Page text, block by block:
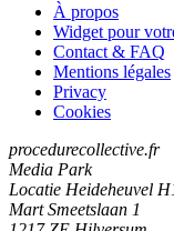
À propos
Widget pour
Contact & FAQ
Mentions légales
Privacy
Cookies
procedurecollective.fr
Media Park
Locatie Heideheuvel
Mart Smeetslaan 1